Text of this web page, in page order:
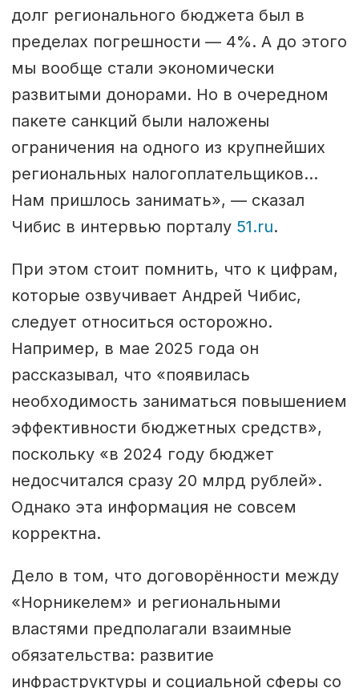
долг регионального бюджета был в
пределах погрешности — 4%. А до этого
мы вообще стали экономически
развитыми донорами. Но в очередном
пакете санкций были наложены
ограничения на одного из крупнейших
региональных налогоплательщиков…
Нам пришлось занимать», — сказал
Чибис в интервью порталу 51.ru.
При этом стоит помнить, что к цифрам,
которые озвучивает Андрей Чибис,
следует относиться осторожно.
Например, в мае 2025 года он
рассказывал, что «появилась
необходимость заниматься повышением
эффективности бюджетных средств»,
поскольку «в 2024 году бюджет
недосчитался сразу 20 млрд рублей».
Однако эта информация не совсем
корректна.
Дело в том, что договорённости между
«Норникелем» и региональными
властями предполагали взаимные
обязательства: развитие
инфраструктуры и социальной сферы со